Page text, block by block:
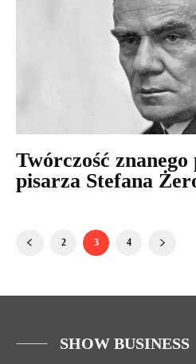
Twórczość znanego
pisarza Stefana
2 3 4
SHOW BUSINESS